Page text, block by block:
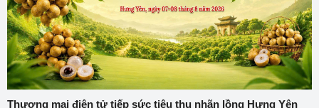
Thương mại điện tử tiếp sức tiêu thụ nhãn lồng Hưng Yên